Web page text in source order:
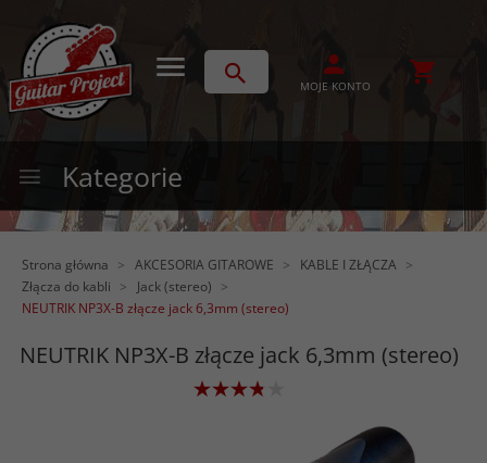
MOJE KONTO
Kategorie
Strona główna AKCESORIA GITAROWE
KABLE I ZŁĄCZA
Złącza do kabli
Jack (stereo)
NEUTRIK NP3X-B złącze jack 6,3mm (stereo)
NEUTRIK NP3X-B złącze jack 6,3mm (stereo)